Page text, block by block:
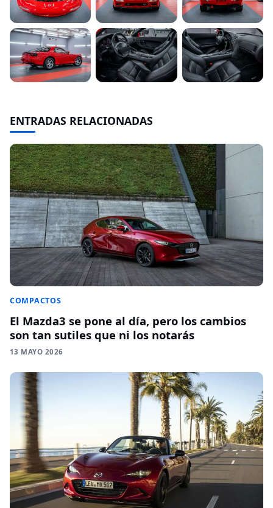
ENTRADAS RELACIONADAS
COMPACTOS
El Mazda3 se pone al día, pero los cambios
son tan sutiles que ni los notarás
13 MAYO 2026